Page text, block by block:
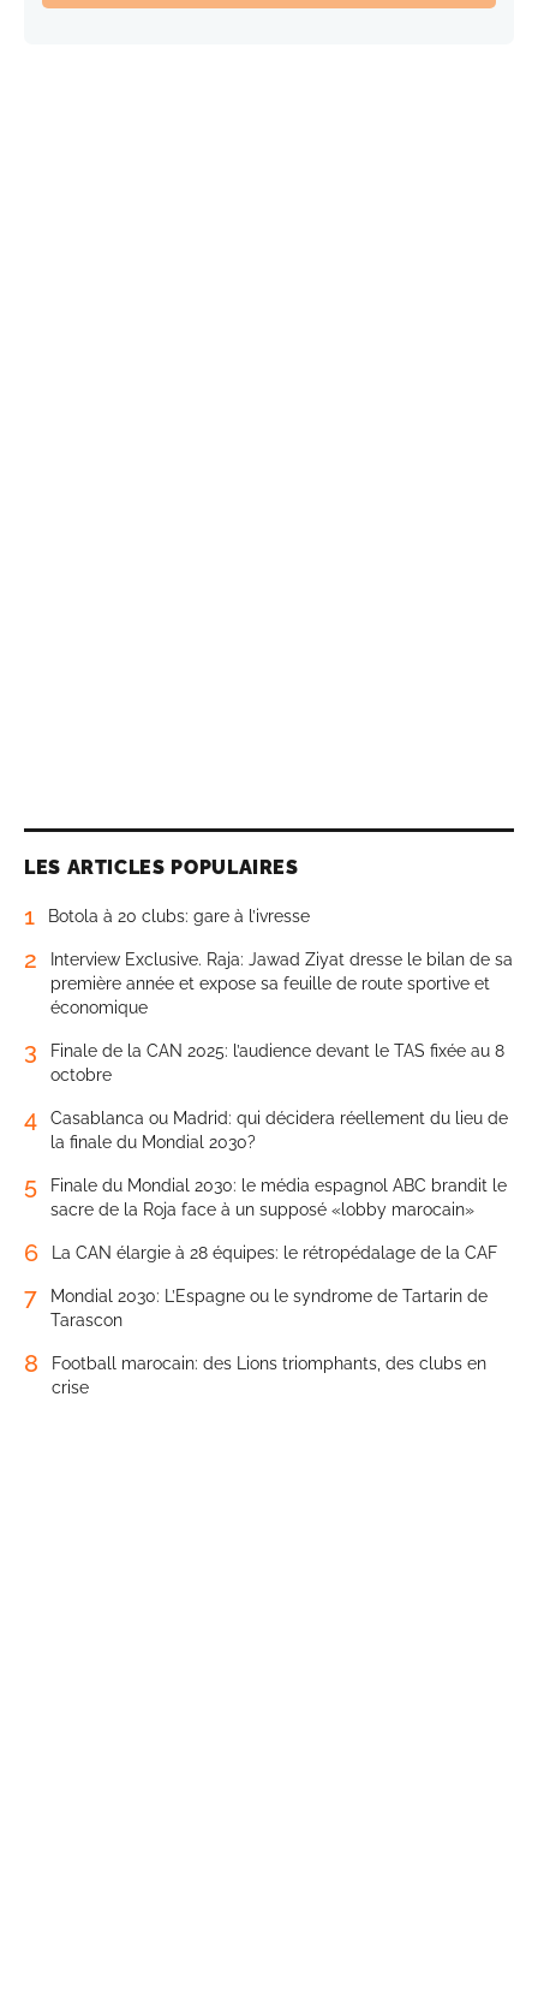
LES ARTICLES POPULAIRES
1 Botola à 20 clubs: gare à l’ivresse
2
Interview Exclusive. Raja: Jawad Ziyat dresse le bilan de sa
première année et expose sa feuille de route sportive et
économique
3
Finale de la CAN 2025: l’audience devant le TAS fixée au 8
octobre
4
Casablanca ou Madrid: qui décidera réellement du lieu de
la finale du Mondial 2030?
5
Finale du Mondial 2030: le média espagnol ABC brandit le
sacre de la Roja face à un supposé «lobby marocain»
6 La CAN élargie à 28 équipes: le rétropédalage de la CAF
7
Mondial 2030: L’Espagne ou le syndrome de Tartarin de
Tarascon
8
Football marocain: des Lions triomphants, des clubs en
crise